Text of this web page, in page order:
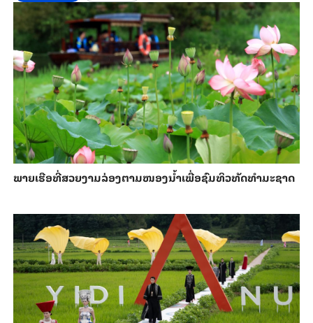
ພາຍ​ເຮືອທີ່​ສວຍ​ງາມ​ລ່ອງ​ຕາມ​​ໜອງນ້ຳ​​ເພື່ອ​ຊົມ​ທິວ​ທັດ​ທຳ​ມະ​ຊາດ